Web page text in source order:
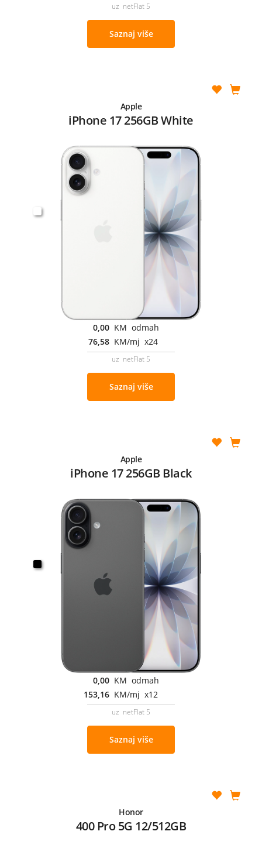
uz netFlat 5
Saznaj više
Apple
iPhone 17 256GB White
0,00 KM odmah
76,58 KM/mj x24
uz netFlat 5
Saznaj više
Apple
iPhone 17 256GB Black
0,00 KM odmah
153,16 KM/mj x12
uz netFlat 5
Saznaj više
Honor
400 Pro 5G 12/512GB